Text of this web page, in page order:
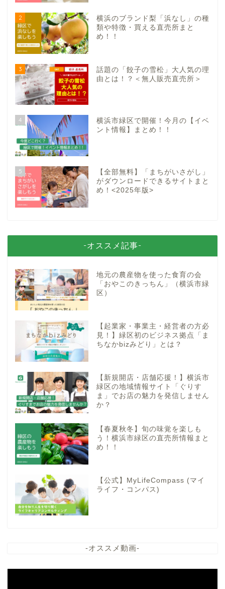
2
横浜のブランド梨「浜なし」の種
類や特徴・買える直売所まと
め！！
3
話題の「餃子の雪松」大人気の理
由とは！？＜無人販売直売所＞
4
横浜市緑区で開催！今月の【イベ
ント情報】まとめ！！
5
【全部無料】「まちがいさがし」
がダウンロードできるサイトまと
め！<2025年版>
-オススメ記事-
地元の農産物を使った食育の会
「おやこのきっちん」（横浜市緑
区）
【起業家・事業主・経営者の方必
見！】緑区初のビジネス拠点「ま
ちなかbizみどり」とは？
【新規開店・店舗応援！】横浜市
緑区の地域情報サイト「ぐりす
ま」でお店の魅力を発信しません
か？
【春夏秋冬】旬の味覚を楽しも
う！横浜市緑区の直売所情報まと
め！！
【公式】MyLifeCompass (マイ
ライフ・コンパス)
-オススメ動画-